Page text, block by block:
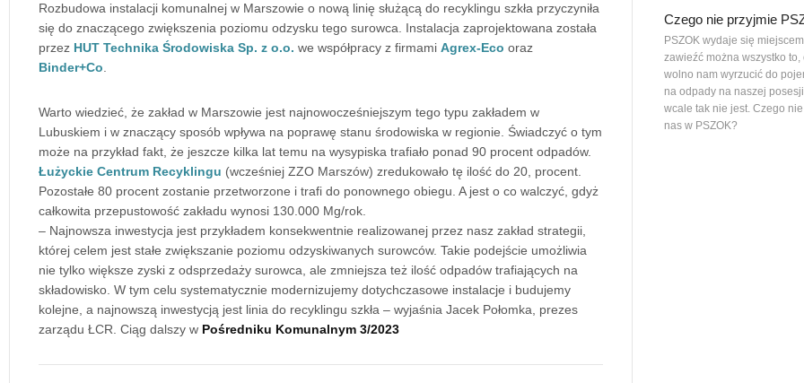
Rozbudowa instalacji komunalnej w Marszowie o nową linię służącą do recyklingu szkła przyczyniła
się do znaczącego zwiększenia poziomu odzysku tego surowca. Instalacja zaprojektowana została
przez HUT Technika Środowiska Sp. z o.o. we współpracy z firmami Agrex-Eco oraz
Binder+Co
Warto wiedzieć, że zakład w Marszowie jest najnowocześniejszym tego typu zakładem w
Lubuskiem i w znaczący sposób wpływa na poprawę stanu środowiska w regionie. Świadczyć o tym
może na przykład fakt, że jeszcze kilka lat temu na wysypiska trafiało ponad 90 procent odpadów.
Łużyckie Centrum Recyklingu (wcześniej ZZO Marszów) zredukowało tę ilość do 20, procent.
Pozostałe 80 procent zostanie przetworzone i trafi do ponownego obiegu. A jest o co walczyć, gdyż
całkowita przepustowość zakładu wynosi 130.000 Mg/rok.
– Najnowsza inwestycja jest przykładem konsekwentnie realizowanej przez nasz zakład strategii,
której celem jest stałe zwiększanie poziomu odzyskiwanych surowców. Takie podejście umożliwia
nie tylko większe zyski z odsprzedaży surowca, ale zmniejsza też ilość odpadów trafiających na
składowisko. W tym celu systematycznie modernizujemy dotychczasowe instalacje i budujemy
kolejne, a najnowszą inwestycją jest linia do recyklingu szkła – wyjaśnia Jacek Połomka, prezes
zarządu ŁCR. Ciąg dalszy w Pośredniku Komunalnym 3/2023
Czego nie przyjmie
PSZOK wydaje się
zawieźć można wszystko to,
wolno nam wyrzucić do
na odpady na naszej
wcale tak nie jest. Czego
nas w PSZOK?